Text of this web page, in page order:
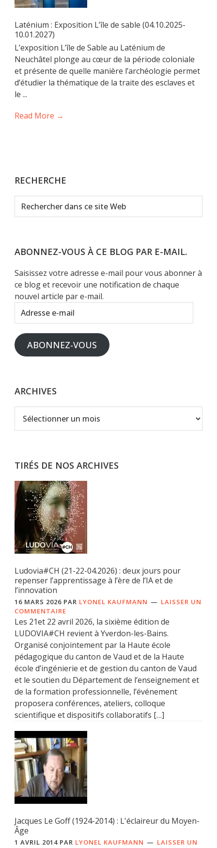
Laténium : Exposition L’île de sable (04.10.2025-
10.01.2027)
L’exposition L’île de Sable au Laténium de
Neuchâtel plonge au cœur de la période coloniale
et présente de quelle manière l’archéologie permet
d’étudier la thématique de la traite des esclaves et
le ...
Read More →
RECHERCHE
Rechercher
dans
Web
ABONNEZ-VOUS À CE BLOG PAR E-MAIL.
Saisissez votre adresse e-mail pour vous abonner à
ce blog et recevoir une notification de chaque
nouvel article par e-mail.
Adresse
e-
mail
ABONNEZ-VOUS
ARCHIVES
TIRÉS DE NOS ARCHIVES
Ludovia#CH (21-22-04.2026) : deux jours pour
repenser l’apprentissage à l’ère de l’IA et de
l’innovation
16 MARS 2026 PAR LYONEL KAUFMANN
LAISSER UN
COMMENTAIRE
Les 21et 22 avril 2026, la sixième édition de
LUDOVIA#CH revient à Yverdon-les-Bains.
Organisé conjointement par la Haute école
pédagogique du canton de Vaud et de la Haute
école d’ingénierie et de gestion du canton de Vaud
et le soutien du Département de l’enseignement et
de la formation professionnelle, l’événement
proposera conférences, ateliers, colloque
scientifique et dispositifs collaboratifs […]
Jacques Le Goff (1924-2014) : L'éclaireur du Moyen-
Âge
1 AVRIL 2014 PAR LYONEL KAUFMANN
LAISSER UN